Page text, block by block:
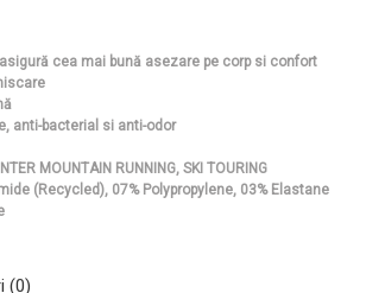
cea mai bună asezare pe corp si confort
anti-bacterial si anti-odor
MOUNTAIN RUNNING, SKI TOURING
(Recycled), 07% Polypropylene, 03% Elastane
(0)